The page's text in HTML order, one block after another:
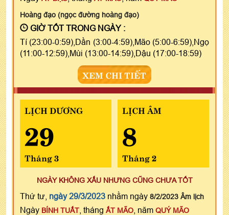
Hoàng đạo (ngọc đường hoàng đạo)
GIỜ TỐT TRONG NGÀY :
Tí (23:00-0:59),Dần (3:00-4:59),Mão (5:00-6:59),Ngọ
(11:00-12:59),Mùi (13:00-14:59),Dậu (17:00-18:59)
XEM CHI TIẾT
LỊCH DƯƠNG
29
Tháng 3
LỊCH ÂM
8
Tháng 2
NGÀY KHÔNG XẤU NHƯNG CŨNG CHƯA TỐT
Thứ tư, ngày 29/3/2023 nhằm ngày 8/2/2023 Âm lịch
Ngày BÍNH TUẤT , tháng ẤT MÃO , năm QUÝ MÃO